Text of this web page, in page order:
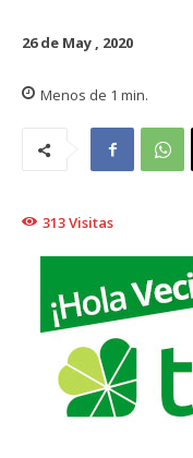
26 de May , 2020
Menos de 1 min.
313Visitas